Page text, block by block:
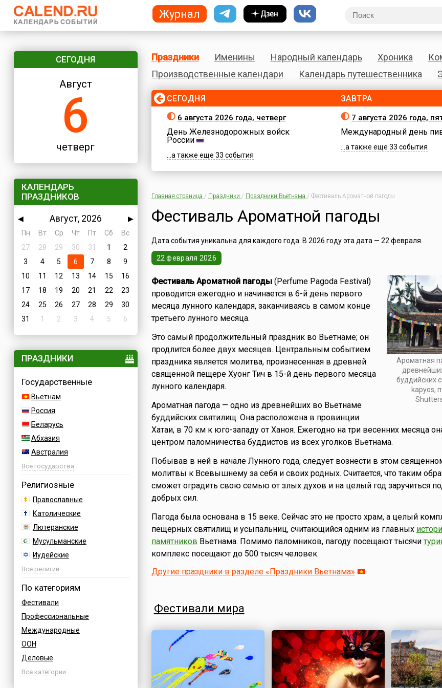
СЕГОДНЯ
Август
6
четверг
КАЛЕНДАРЬ
ПРАЗДНИКОВ
◀ Август, 2026
▶
Пн
Вт Ср Чт Пт Сб
Вс
27
28 29 30 31 1
2
3
4 5 6 7 8
9
10
11 12 13 14 15
16
17
18 19 20 21 22
23
24
25 26 27 28 29
30
31
1 2 3 4 5 6
ПРАЗДНИКИ
Государственные
Вьетнам
Россия
Беларусь
Абхазия
Австралия
Австрия
Болгария
Босния
Бразилия
Великобритания
Венгрия
Германия
Греция
Все государства
Религиозные
Православные
Католические
Лютеранские
Мусульманские
Иудейские
Буддийские
Все религии
По категориям
Фестивали
Профессиональные
Международные
ООН
Деловые
Дни воинской славы России
Все категории
Праздники Именины Народный календарь Хроника
Производственные календари
Календарь путешественника
СЕГОДНЯ
6 августа 2026 года, четверг
День Железнодорожных войск
России
...а также еще 33 события
ЗАВТРА
7 августа 2026 года,
Международный день
...а также еще 33 события
Главная страница / Праздники / Праздники Вьетнама / Фестиваль Ароматной пагоды
Фестиваль Ароматной пагоды
Дата события уникальна для каждого года. В 2026 году эта дата — 22 февраля
22 февраля 2026
Ароматная
буддийских
kapyos,
Фестиваль Ароматной пагоды(Perfume Pagoda Festival)
проводится ежегодно и начинается в 6-й день первого
месяца лунного календаря, заканчиваясь в самом конце
третьего лунного месяца.
Это самый продолжительный праздник во Вьетнаме; он
продлится более двух месяцев. Центральным событием
праздника является молитва, произнесенная в древней
священной пещере Хуонг Тич в 15-й день первого месяца
лунного календаря.
Ароматная пагода — одно из древнейших во Вьетнаме
буддийских святилищ. Она расположена в провинции
Хатаи, в 70 км к юго-западу от Ханоя. Ежегодно на три весенних месяца
центром паломничества буддистов из всех уголков Вьетнама.
Побывав в ней в начале Лунного года, следует вознести в этом
молитвы к Всевышнему за себя и своих родных. Считается, что таким
сможет оградить свою семью от злых духов и на целый год заручиться
добрых сил.
Пагода была основана в 15 веке. Сейчас это не просто храм, а целый
пещерных святилищ и усыпальниц, считающийся одним из главных
памятников Вьетнама. Помимо паломников, пагоду посещают тысячи
комплекс посещают до 500 тысяч человек.
Другие праздники в разделе «Праздники Вьетнама»
Фестивали мира
Журнал